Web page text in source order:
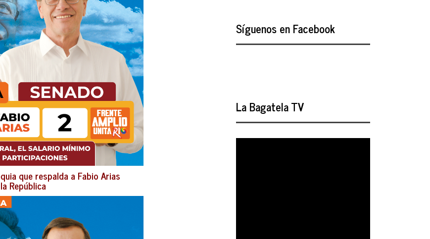
que respalda a Fabio Arias
República
Síguenos en Facebook
La Bagatela TV